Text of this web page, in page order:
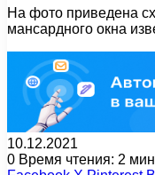
На фото приведена
мансардного окна
10.12.2021
0 Время чтения: 2